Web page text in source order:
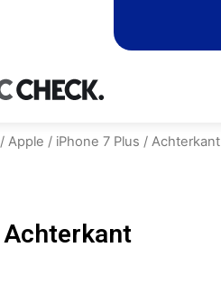
/ Apple / iPhone 7 Plus / Achterkant
Achterkant